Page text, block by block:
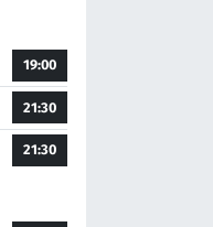
19:00
21:30
21:30